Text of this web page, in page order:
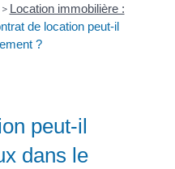
> Location immobilière :
de location peut-il
?
peut-il
dans le